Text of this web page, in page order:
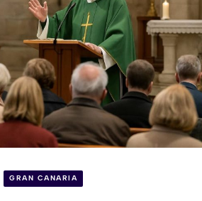
GRAN CANARIA